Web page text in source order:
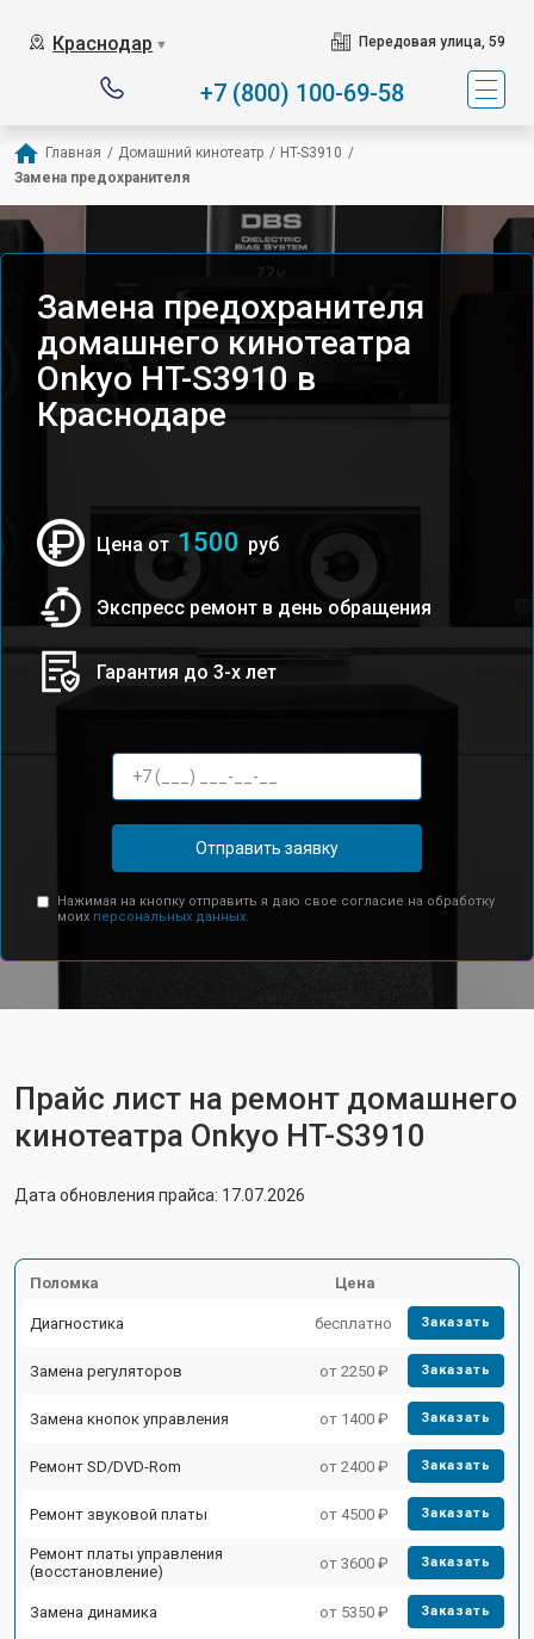
Краснодар ▼ Передовая улица, 59
+7 (800) 100-69-58
Главная / Домашний кинотеатр / HT-S3910 /
Замена предохранителя
Замена предохранителя
домашнего кинотеатра
Onkyo HT-S3910 в
Краснодаре
Цена от 1500 руб
Экспресс ремонт в день обращения
Гарантия до 3-х лет
Отправить заявку
Нажимая на кнопку отправить я даю свое согласие на обработку
моих персональных данных.
Прайс лист на ремонт домашнего
кинотеатра Onkyo HT-S3910
Дата обновления прайса: 17.07.2026
Поломка Цена
Диагностика бесплатно Заказать
Замена регуляторов от 2250 ₽ Заказать
Замена кнопок управления от 1400 ₽ Заказать
Ремонт SD/DVD-Rom от 2400 ₽ Заказать
Ремонт звуковой платы от 4500 ₽ Заказать
Ремонт платы управления
(восстановление)
от 3600 ₽ Заказать
Замена динамика от 5350 ₽ Заказать